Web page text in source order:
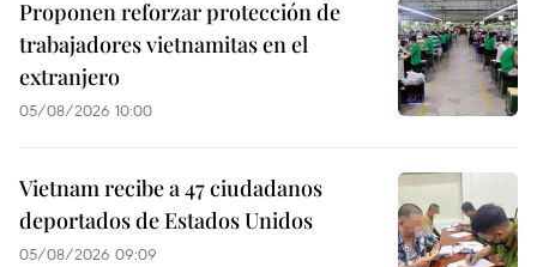
Proponen reforzar protección de
trabajadores vietnamitas en el
extranjero
05/08/2026 10:00
Vietnam recibe a 47 ciudadanos
deportados de Estados Unidos
05/08/2026 09:09